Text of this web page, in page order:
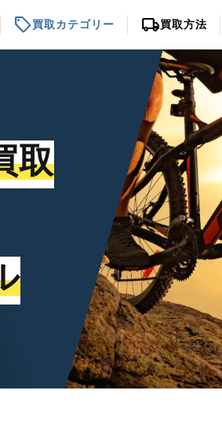
sell買取カテゴリー local_shipping買取方法
取